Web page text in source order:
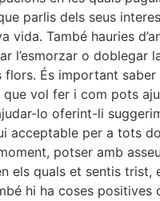
parlis dels seus
També hauries
l’esmorzar o doblegar
És important
vol fer i com pots
lo oferint-li
per a tots
potser amb
els quals et sentis
hi ha coses